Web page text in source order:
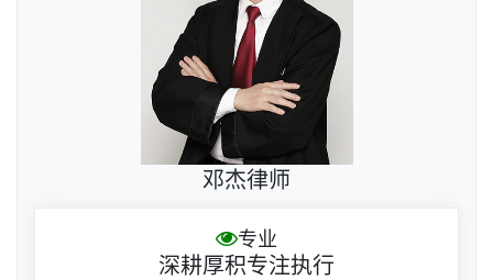
邓杰律师
专业
深耕厚积专注执行